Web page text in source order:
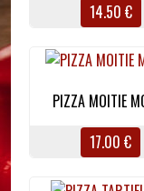
14.50 €
PIZZA MOITIE
17.00 €